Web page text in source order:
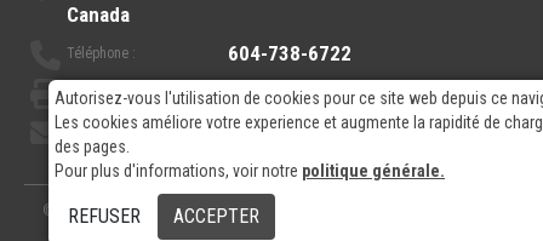
Autorisez-vous l'utilisation de cookies pour ce site web depuis ce
Les cookies améliore votre experience et augmente la rapidité de
des pages.
Pour plus d'informations, voir notre politique générale.
REFUSER ACCEPTER
© 2026- RP Electronics
Canada
Téléphone : 604-738-6722
Sans-Frais : 888-921-7770
Courriel: sales@rpelectronics.com